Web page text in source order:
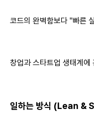
코드의 완벽함보다 "빠른
창업과 스타트업 생태계에
일하는 방식 (Lean &